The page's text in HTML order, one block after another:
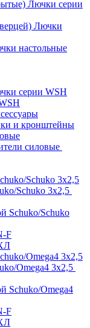
Лючки серии
Лючки
настольные
серии WSH
и кронштейны
силовые
Schuko 3х2,5
Schuko/Schuko
F
Omega4 3х2,5
Schuko/Omega4
F